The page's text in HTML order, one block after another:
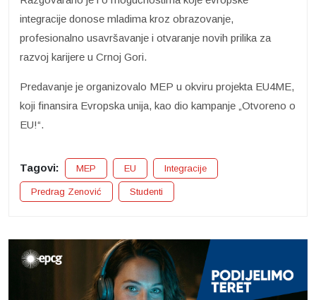
integracije donose mladima kroz obrazovanje,
profesionalno usavršavanje i otvaranje novih prilika za
razvoj karijere u Crnoj Gori.
Predavanje je organizovalo MEP u okviru projekta EU4ME,
koji finansira Evropska unija, kao dio kampanje „Otvoreno o
EU!“.
Tagovi: MEP EU Integracije
Predrag Zenović Studenti